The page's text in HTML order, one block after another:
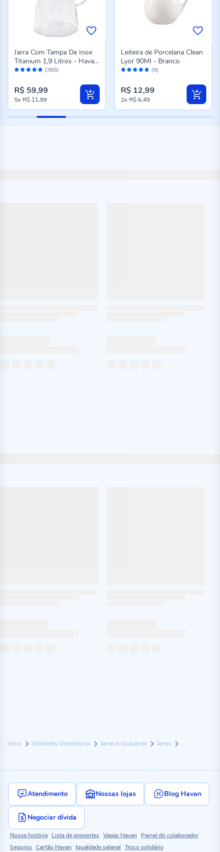
Início Utilidades Domésticas Jarras e Suqueiras Jarras
Avaliação: (365)
Jarra Com Tampa De Inox
Titanium 1,9 Litros - Havan
Casa
R$ 59,99
5x R$ 11,99
Avaliação: (9)
Leiteira de Porcelana Clean
Lyor 90Ml - Branco
R$ 12,99
2x R$ 6,49
Atendimento Nossas lojas Blog Havan
Negociar dívida
Nossa história Lista de presentes Vagas Havan
Painel do colaborador
Seguros Cartão Havan Igualdade salarial Troco solidário